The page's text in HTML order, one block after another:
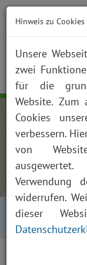
Startseite
Kalender
Hinweis zu Cookies
Unsere
zwei
für die
Website.
Cookies
verbessern.
von
Verwendung
widerrufen.
dieser